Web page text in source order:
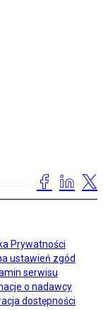
Prywatności
ustawień zgód
serwisu
o nadawcy
dostępności